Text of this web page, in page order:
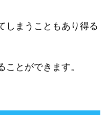
しまうこともあり得る
とができます。